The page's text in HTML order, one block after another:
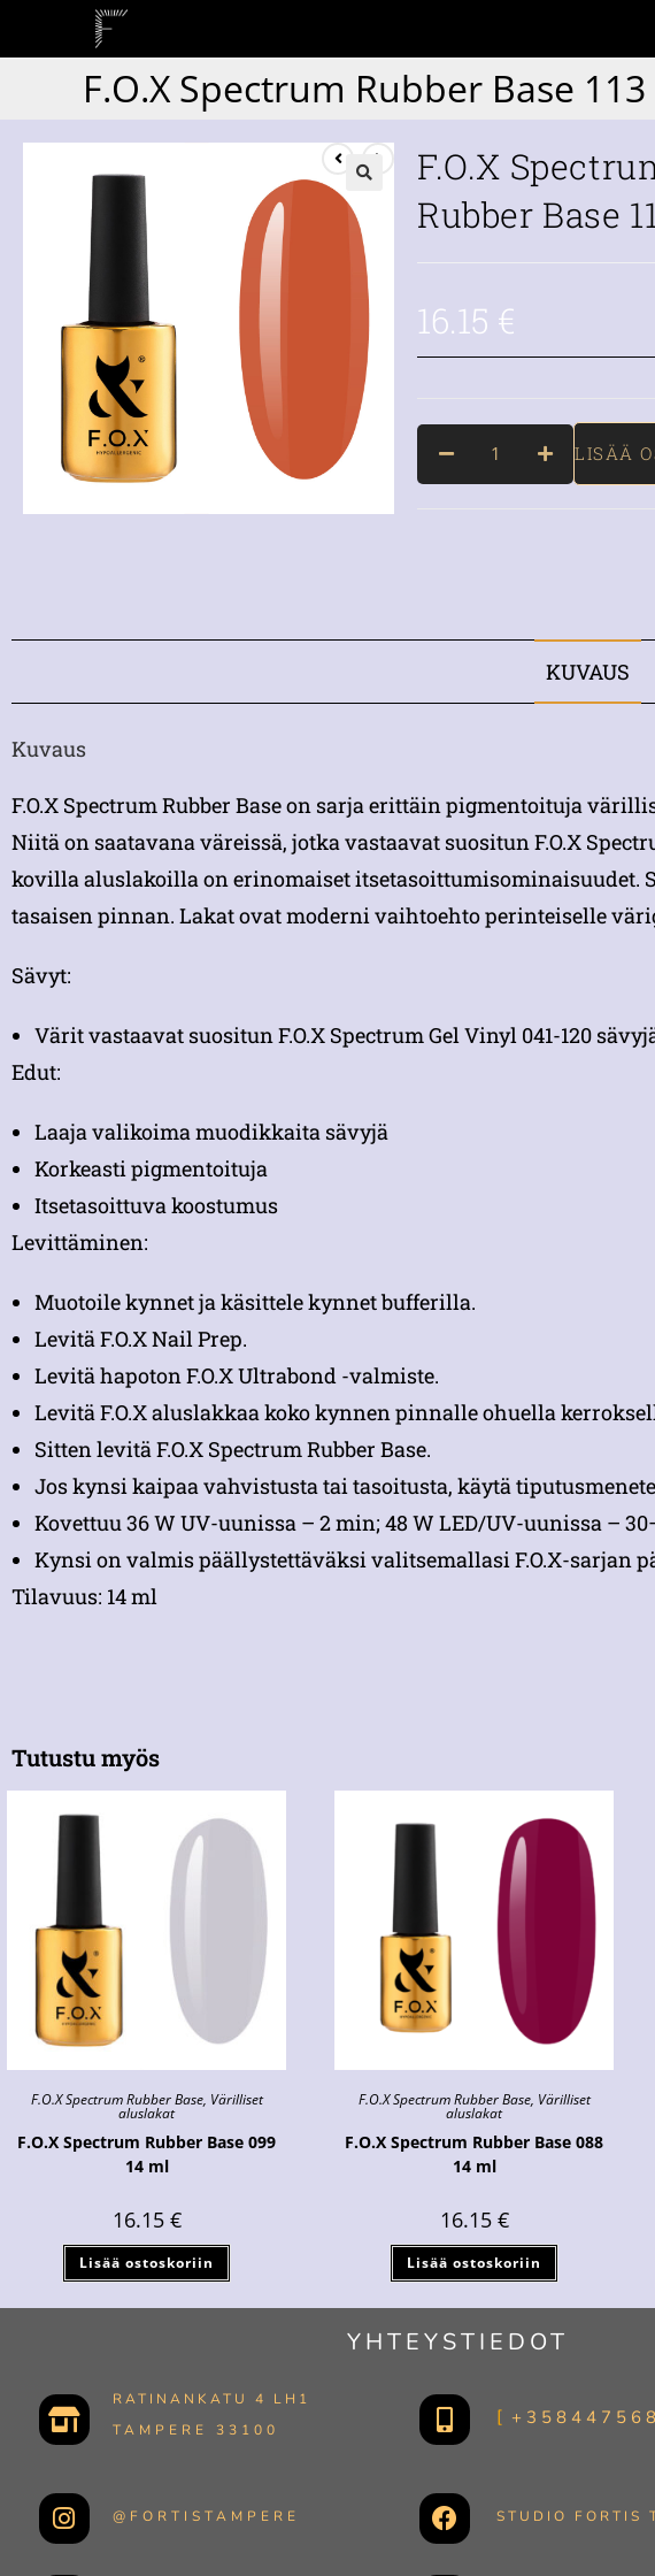
F.O.X Spectrum Rubber Base
F.O.X
Rubber Base
16.15 €
LISÄÄ
KUVAUS
Kuvaus
F.O.X Spectrum Rubber Base on sarja erittäin pigmentoituja
Niitä on saatavana väreissä, jotka vastaavat suositun F.O.X
kovilla aluslakoilla on erinomaiset itsetasoittumisominaisuudet.
tasaisen pinnan. Lakat ovat moderni vaihtoehto perinteiselle
Sävyt:
Värit vastaavat suositun F.O.X Spectrum Gel Vinyl 041-120
Edut:
Laaja valikoima muodikkaita sävyjä
Korkeasti pigmentoituja
Itsetasoittuva koostumus
Levittäminen:
Muotoile kynnet ja käsittele kynnet bufferilla.
Levitä F.O.X Nail Prep.
Levitä hapoton F.O.X Ultrabond -valmiste.
Levitä F.O.X aluslakkaa koko kynnen pinnalle ohuella
Sitten levitä F.O.X Spectrum Rubber Base.
Jos kynsi kaipaa vahvistusta tai tasoitusta, käytä
Kovettuu 36 W UV-uunissa – 2 min; 48 W LED/UV-uunissa –
Kynsi on valmis päällystettäväksi valitsemallasi F.O.X-sarjan
Tilavuus: 14 ml
Tutustu myös
F.O.X Spectrum Rubber Base, Värilliset
aluslakat
F.O.X Spectrum Rubber Base 099
14 ml
16.15 €
Lisää ostoskoriin
F.O.X Spectrum Rubber Base, Värilliset
aluslakat
F.O.X Spectrum Rubber Base 088
14 ml
16.15 €
Lisää ostoskoriin
YHTEYSTIEDOT
RATINANKATU 4 LH1
TAMPERE 33100
@FORTISTAMPERE STUDIO FORTIS